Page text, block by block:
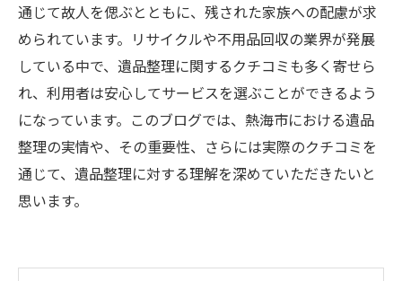
通じて故人を偲ぶとともに、残された家族への配慮が求
められています。リサイクルや不用品回収の業界が発展
している中で、遺品整理に関するクチコミも多く寄せら
れ、利用者は安心してサービスを選ぶことができるよう
になっています。このブログでは、熱海市における遺品
整理の実情や、その重要性、さらには実際のクチコミを
通じて、遺品整理に対する理解を深めていただきたいと
思います。